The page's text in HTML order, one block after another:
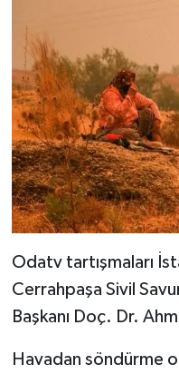
Odatv tartışmaları
Cerrahpaşa Sivil
Başkanı Doç. Dr.
Havadan söndürme